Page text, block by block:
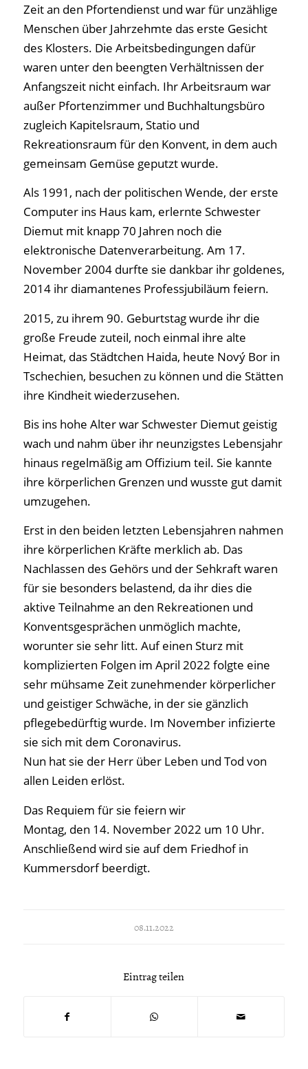
Zeit an den Pfortendienst und war für unzählige
Menschen über Jahrzehmte das erste Gesicht
des Klosters. Die Arbeitsbedingungen dafür
waren unter den beengten Verhältnissen der
Anfangszeit nicht einfach. Ihr Arbeitsraum war
außer Pfortenzimmer und Buchhaltungsbüro
zugleich Kapitelsraum, Statio und
Rekreationsraum für den Konvent, in dem auch
gemeinsam Gemüse geputzt wurde.
Als 1991, nach der politischen Wende, der erste
Computer ins Haus kam, erlernte Schwester
Diemut mit knapp 70 Jahren noch die
elektronische Datenverarbeitung. Am 17.
November 2004 durfte sie dankbar ihr goldenes,
2014 ihr diamantenes Professjubiläum feiern.
2015, zu ihrem 90. Geburtstag wurde ihr die
große Freude zuteil, noch einmal ihre alte
Heimat, das Städtchen Haida, heute Nový Bor in
Tschechien, besuchen zu können und die Stätten
ihre Kindheit wiederzusehen.
Bis ins hohe Alter war Schwester Diemut geistig
wach und nahm über ihr neunzigstes Lebensjahr
hinaus regelmäßig am Offizium teil. Sie kannte
ihre körperlichen Grenzen und wusste gut damit
umzugehen.
Erst in den beiden letzten Lebensjahren nahmen
ihre körperlichen Kräfte merklich ab. Das
Nachlassen des Gehörs und der Sehkraft waren
für sie besonders belastend, da ihr dies die
aktive Teilnahme an den Rekreationen und
Konventsgesprächen unmöglich machte,
worunter sie sehr litt. Auf einen Sturz mit
komplizierten Folgen im April 2022 folgte eine
sehr mühsame Zeit zunehmender körperlicher
und geistiger Schwäche, in der sie gänzlich
pflegebedürftig wurde. Im November infizierte
sie sich mit dem Coronavirus.
Nun hat sie der Herr über Leben und Tod von
allen Leiden erlöst.
Das Requiem für sie feiern wir
Montag, den 14. November 2022 um 10 Uhr.
Anschließend wird sie auf dem Friedhof in
Kummersdorf beerdigt.
08.11.2022
Eintrag teilen